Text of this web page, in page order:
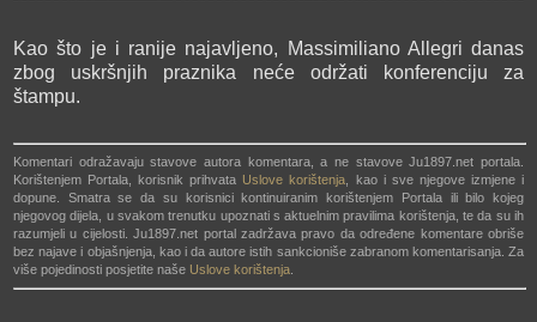
Kao što je i ranije najavljeno, Massimiliano Allegri danas
zbog uskršnjih praznika neće održati konferenciju za
štampu.
Komentari odražavaju stavove autora komentara, a ne stavove Ju1897.net portala.
Korištenjem Portala, korisnik prihvata Uslove korištenja , kao i sve njegove izmjene i
dopune. Smatra se da su korisnici kontinuiranim korištenjem Portala ili bilo kojeg
njegovog dijela, u svakom trenutku upoznati s aktuelnim pravilima korištenja, te da su ih
razumjeli u cijelosti. Ju1897.net portal zadržava pravo da određene komentare obriše
bez najave i objašnjenja, kao i da autore istih sankcioniše zabranom komentarisanja. Za
više pojedinosti posjetite naše Uslove korištenja